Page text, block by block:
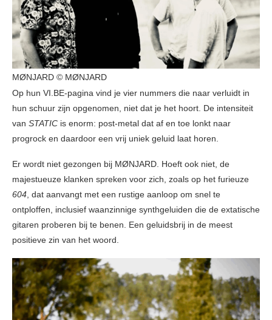
MØNJARD © MØNJARD
Op hun VI.BE-pagina vind je vier nummers die naar verluidt in
hun schuur zijn opgenomen, niet dat je het hoort. De intensiteit
van STATIC is enorm: post-metal dat af en toe lonkt naar
progrock en daardoor een vrij uniek geluid laat horen.
Er wordt niet gezongen bij MØNJARD. Hoeft ook niet, de
majestueuze klanken spreken voor zich, zoals op het furieuze
604 , dat aanvangt met een rustige aanloop om snel te
ontploffen, inclusief waanzinnige synthgeluiden die de extatische
gitaren proberen bij te benen. Een geluidsbrij in de meest
positieve zin van het woord.